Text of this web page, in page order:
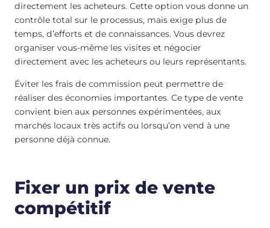
directement les acheteurs. Cette option vous donne un
contrôle total sur le processus, mais exige plus de
temps, d’efforts et de connaissances. Vous devrez
organiser vous-même les visites et négocier
directement avec les acheteurs ou leurs représentants.
Éviter les frais de commission peut permettre de
réaliser des économies importantes. Ce type de vente
convient bien aux personnes expérimentées, aux
marchés locaux très actifs ou lorsqu’on vend à une
personne déjà connue.
Fixer un prix de vente
compétitif